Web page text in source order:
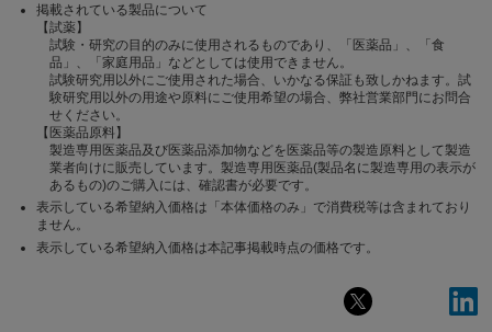
掲載されている製品について
【試薬】
試験・研究の目的のみに使用されるものであり、「医薬品」、「食
品」、「家庭用品」などとしては使用できません。
試験研究用以外にご使用された場合、いかなる保証も致しかねます。試
験研究用以外の用途や原料にご使用希望の場合、弊社営業部門にお問合
せください。
【医薬品原料】
製造専用医薬品及び医薬品添加物などを医薬品等の製造原料として製造
業者向けに販売しています。製造専用医薬品(製品名に製造専用の表示が
あるもの)のご購入には、確認書が必要です。
表示している希望納入価格は「本体価格のみ」で消費税等は含まれており
ません。
表示している希望納入価格は本記事掲載時点の価格です。